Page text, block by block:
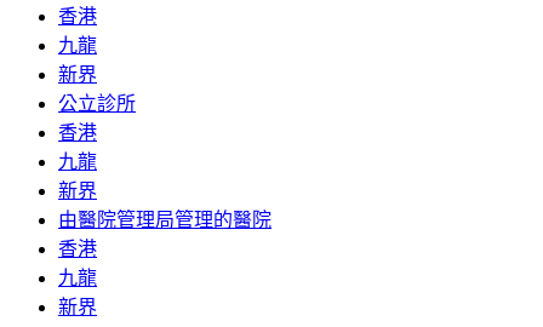
香港
九龍
新界
公立診所
香港
九龍
新界
由醫院管理局管理的醫院
香港
九龍
新界